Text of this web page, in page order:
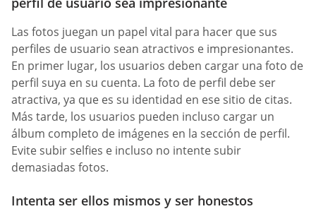
Las fotos juegan un papel vital para hacer que sus
perfiles de usuario sean atractivos e impresionantes.
En primer lugar, los usuarios deben cargar una foto de
perfil suya en su cuenta. La foto de perfil debe ser
atractiva, ya que es su identidad en ese sitio de citas.
Más tarde, los usuarios pueden incluso cargar un
álbum completo de imágenes en la sección de perfil.
Evite subir selfies e incluso no intente subir
demasiadas fotos.
Intenta ser ellos mismos y ser honestos